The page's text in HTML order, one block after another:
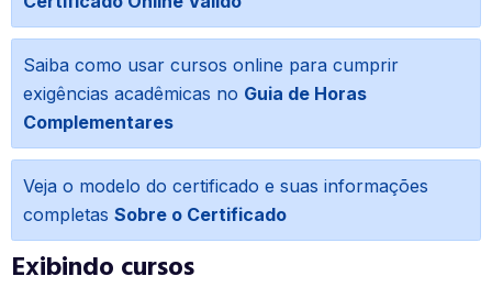
Saiba como usar cursos online para cumprir
exigências acadêmicas no Guia de Horas
Complementares
Veja o modelo do certificado e suas informações
completas Sobre o Certificado
Exibindo cursos